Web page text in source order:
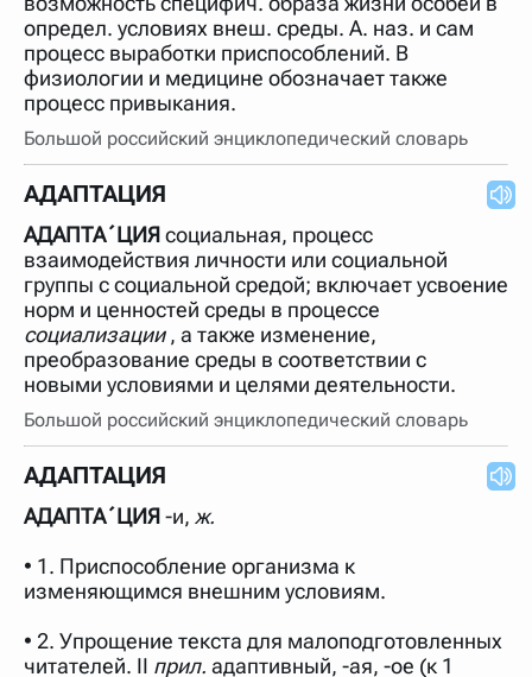
нужно будет нажать на кнопку "Найти".
Для более сложных случаев существует возможность
указывать несколько слов в запросе. Например, если
написать в строке запроса "Пушкин поэт" и нажать
"Найти", выведутся все словарные статьи о поэте
Пушкине, но не о городе.
В сложных запросах тоже могут присутствовать
неизвестные буквы. Например, в кроссворде есть
слово "***м***ов", в задании "русский поэт 19 века".
Пишем в Reword первым словом "***м***ов", далее
через пробел "поэт". Получается "***м***ов поэт" (без
кавычек). Нажимаем "Найти" и получаем статью
"Лермонтов" и не только.
Порядок словарей можно изменять, перетаскивая
словарь вверх или вниз за прямоугольник слева от
названия словаря. Также можно выключать ненужные
словари.
определ. условиях внеш. среды. А. наз. и сам
процесс выработки приспособлений. В
физиологии и медицине обозначает также
процесс привыкания.
Большой российский энциклопедический словарь
АДАПТАЦИЯ
АДАПТА´ЦИЯсоциальная, процесс
взаимодействия личности или социальной
группы с социальной средой; включает усвоение
норм и ценностей среды в процессе
социализации, а также изменение,
преобразование среды в соответствии с
новыми условиями и целями деятельности.
Большой российский энциклопедический словарь
АДАПТАЦИЯ
АДАПТА´ЦИЯ-и, ж.
• 1. Приспособление организма к
изменяющимся внешним условиям.
• 2. Упрощение текста для малоподготовленных
читателей. II прил. адаптивный, -ая, -ое (к 1